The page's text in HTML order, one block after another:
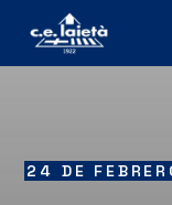
24 DE